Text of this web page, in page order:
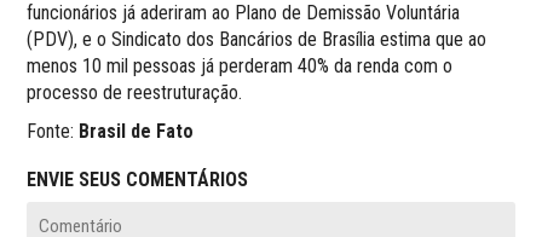
funcionários já aderiram ao Plano de Demissão Voluntária
(PDV), e o Sindicato dos Bancários de Brasília estima que ao
menos 10 mil pessoas já perderam 40% da renda com o
processo de reestruturação.
Fonte: Brasil de Fato
ENVIE SEUS COMENTÁRIOS